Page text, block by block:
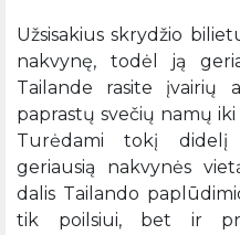
Užsisakius skrydžio
nakvynę, todėl ją
Tailande rasite įvairių
paprastų svečių namų
Turėdami tokį didelį
geriausią nakvynės
dalis Tailando
tik poilsiui, bet ir